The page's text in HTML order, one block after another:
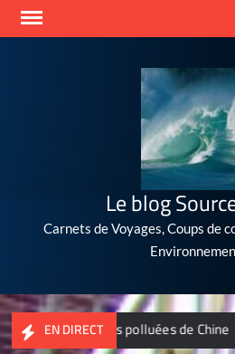
Skip
Le blog
Carnets de Voyages, Coups de
EN DIRECT
villes les plus polluées de Chine